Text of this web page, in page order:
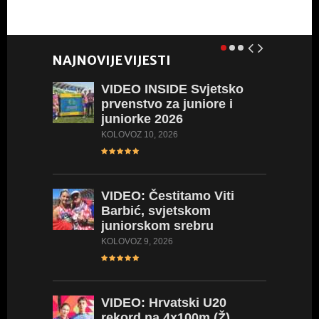
NAJNOVIJE VIJESTI
VIDEO INSIDE Svjetsko
prvenstvo za juniore i
juniorke 2026
KOLOVOZ 10, 2026
VIDEO: Čestitamo Viti
Barbić, svjetskom
juniorskom srebru
KOLOVOZ 9, 2026
VIDEO: Hrvatski U20